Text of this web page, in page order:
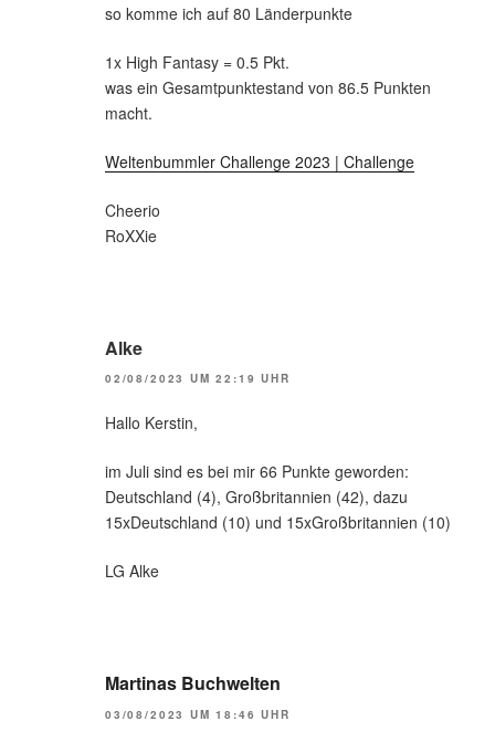
so komme ich auf 80 Länderpunkte
1x High Fantasy = 0.5 Pkt.
was ein Gesamtpunktestand von 86.5 Punkten
macht.
Weltenbummler Challenge 2023 | Challenge
Cheerio
RoXXie
Alke
02/08/2023 UM 22:19 UHR
Hallo Kerstin,
im Juli sind es bei mir 66 Punkte geworden:
Deutschland (4), Großbritannien (42), dazu
15xDeutschland (10) und 15xGroßbritannien (10)
LG Alke
Martinas Buchwelten
03/08/2023 UM 18:46 UHR